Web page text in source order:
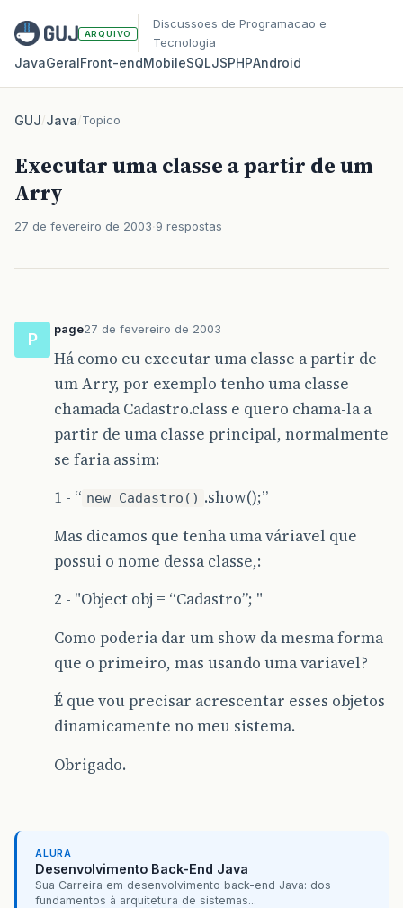
ARQUIVO
Discussoes de Programacao e
Tecnologia
JavaGeralFront‑endMobileSQLJSPHPAndroid
GUJ/Java/Topico
Executar uma classe a partir de um
Arry
27 de fevereiro de 2003 9 respostas
P
page27 de fevereiro de 2003
Há como eu executar uma classe a partir de
um Arry, por exemplo tenho uma classe
chamada Cadastro.class e quero chama-la a
partir de uma classe principal, normalmente
se faria assim:
1 - “ new Cadastro() .show();”
Mas dicamos que tenha uma váriavel que
possui o nome dessa classe,:
2 - "Object obj = “Cadastro”; "
Como poderia dar um show da mesma forma
que o primeiro, mas usando uma variavel?
É que vou precisar acrescentar esses objetos
dinamicamente no meu sistema.
Obrigado.
ALURA
Desenvolvimento Back-End Java
Sua Carreira em desenvolvimento back-end Java: dos
fundamentos à arquitetura de sistemas...